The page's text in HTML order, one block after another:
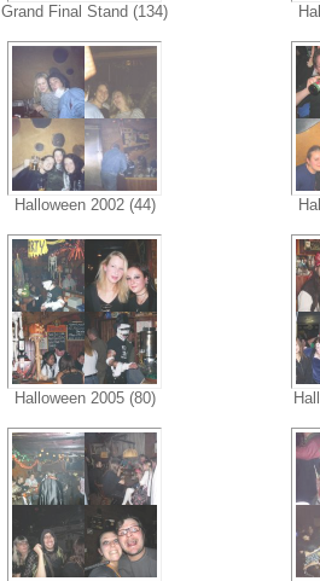
Grand Final Stand (134)
Halloween 2002 (44)
Halloween 2005 (80)